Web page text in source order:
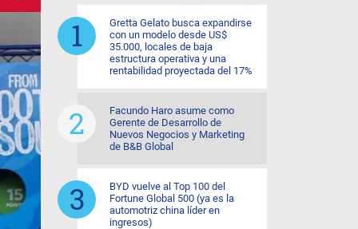
Gretta Gelato busca expandirse
con un modelo desde US$
35.000, locales de baja
estructura operativa y una
rentabilidad proyectada del 17%
Facundo Haro asume como
Gerente de Desarrollo de
Nuevos Negocios y Marketing
de B&B Global
BYD vuelve al Top 100 del
Fortune Global 500 (ya es la
automotriz china líder en
ingresos)